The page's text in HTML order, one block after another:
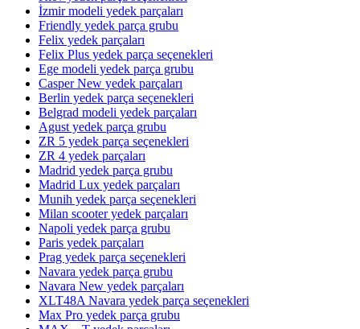
İzmir modeli yedek parçaları
Friendly yedek parça grubu
Felix yedek parçaları
Felix Plus yedek parça seçenekleri
Ege modeli yedek parça grubu
Casper New yedek parçaları
Berlin yedek parça seçenekleri
Belgrad modeli yedek parçaları
Agust yedek parça grubu
ZR 5 yedek parça seçenekleri
ZR 4 yedek parçaları
Madrid yedek parça grubu
Madrid Lux yedek parçaları
Munih yedek parça seçenekleri
Milan scooter yedek parçaları
Napoli yedek parça grubu
Paris yedek parçaları
Prag yedek parça seçenekleri
Navara yedek parça grubu
Navara New yedek parçaları
XLT48A Navara yedek parça seçenekleri
Max Pro yedek parça grubu